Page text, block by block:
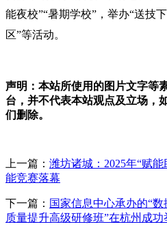
能夜校”“暑期学校”，举办“送技
区”等活动。
声明：本站所使用的图片文字等
台，并不代表本站观点及立场，
们删除。
上一篇： 潍坊诸城：2025年“赋
能竞赛落幕
下一篇： 国家信息中心承办的“
质量提升高级研修班”在杭州成功